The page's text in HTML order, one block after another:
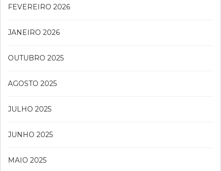
FEVEREIRO 2026
JANEIRO 2026
OUTUBRO 2025
AGOSTO 2025
JULHO 2025
JUNHO 2025
MAIO 2025